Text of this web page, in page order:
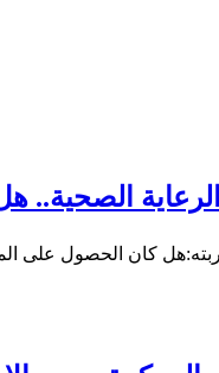
الرعاية الصحية..